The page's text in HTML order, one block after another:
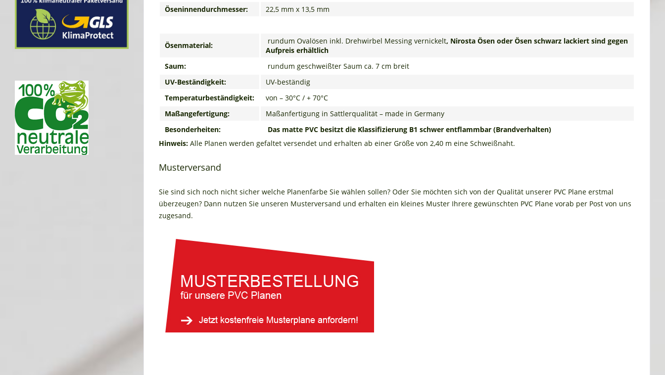
Öseninnendurchmesser:
22,5 mm x 13,5 mm
Ösenmaterial: rundum Ovalösen inkl. Drehwirbel Messing vernickelt, Nirosta Ösen oder Ösen schwarz lackiert sind gegen
Aufpreis erhältlich
Saum:
rundum geschweißter Saum ca. 7 cm breit
UV-Beständigkeit:
UV-beständig
Temperaturbeständigkeit:
von – 30°C / + 70°C
Maßangefertigung:
Maßanfertigung in Sattlerqualität – made in Germany
Besonderheiten:
Das matte PVC besitzt die Klassifizierung B1 schwer entflammbar (Brandverhalten)
Hinweis: Alle Planen werden gefaltet versendet und erhalten ab einer Größe von 2,40 m eine Schweißnaht.
Musterversand
Sie sind sich noch nicht sicher welche Planenfarbe Sie wählen sollen? Oder Sie möchten sich von der Qualität unserer PVC Plane erstmal
überzeugen? Dann nutzen Sie unseren Musterversand und erhalten ein kleines Muster Ihrere gewünschten PVC Plane vorab per Post von uns
zugesand.